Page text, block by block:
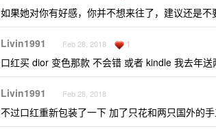
如果她对你有好感，你并不想来往了，建议还是不
Livin1991 Feb 28, 2018 1
口红买 dior 变色那款 不会错 或者 kindle 我去年
Livin1991 Feb 28, 2018
不过口红重新包装了一下 加了只花和两只国外的